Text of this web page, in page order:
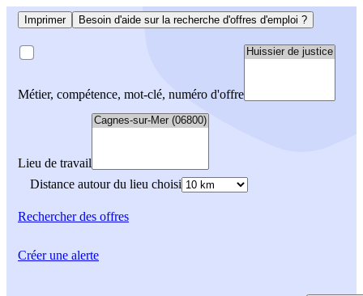
Imprimer Besoin d'aide sur la recherche d'offres d'emploi ?
Métier, compétence, mot-clé, numéro d'offre
Lieu de travail
Distance autour du lieu choisi
Rechercherdes offres
Créer une alerte